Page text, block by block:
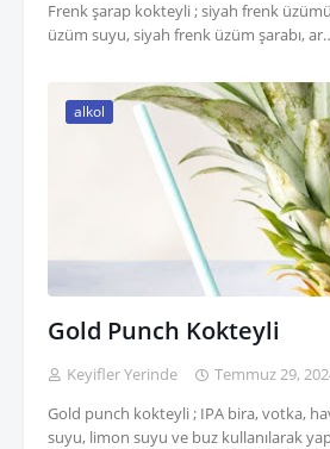
Frenk şarap kokteyli ; siyah frenk
üzüm suyu, siyah frenk üzüm şarabı,
alkol
Gold Punch Kokteyli
Keyifler Yerinde
Temmuz 29,
Gold punch kokteyli ; IPA bira, votka,
suyu, limon suyu ve buz kullanılarak